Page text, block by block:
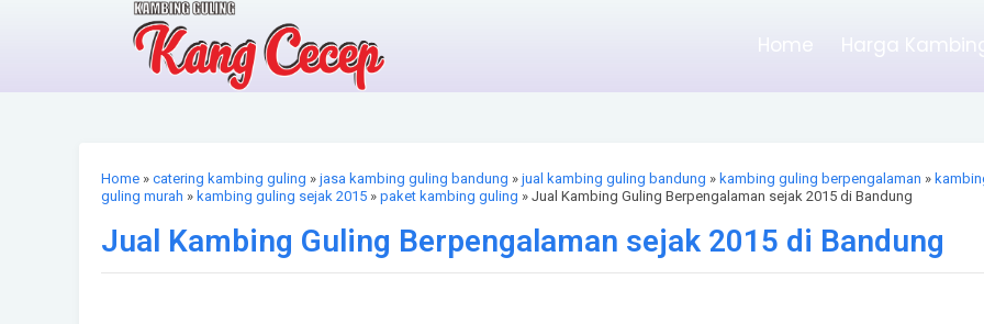
Home Harga
Home » catering kambing guling » jasa kambing guling bandung » jual kambing guling bandung » kambing guling berpengalaman »
guling murah » kambing guling sejak 2015 » paket kambing guling » Jual Kambing Guling Berpengalaman sejak 2015 di Bandung
Jual Kambing Guling Berpengalaman sejak 2015 di Bandung